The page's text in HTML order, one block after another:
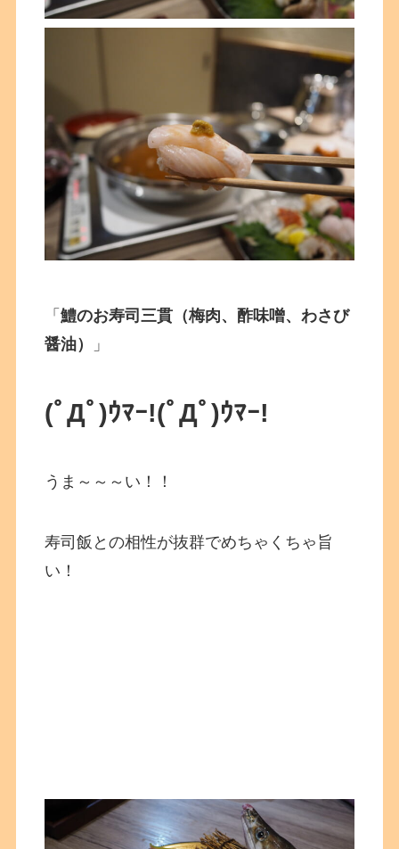
「鱧のお寿司三貫（梅肉、酢味噌、わさび
醤油）
」
(ﾟДﾟ)ｳﾏｰ!(ﾟДﾟ)ｳﾏｰ!
うま～～～い！！
寿司飯との相性が抜群でめちゃくちゃ旨
い！